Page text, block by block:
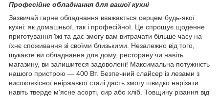
Професійне обладнання для вашої кухні
Зазвичай гарне обладнання вважається серцем будь-якої
кухні: як домашньої, так і професійної. Це спрощує щоденне
приготування їжі та дає змогу вам витрачати більше часу на
їхнє споживання зі своїми близькими. Незалежно від того,
шукаєте ви обладнання для дому, ресторану чи навіть
магазину, ви залишитеся задоволені! Максимальна потужність
нашого пристрою — 400 Вт. Безпечний слайсер із лезами з
високоякісної неіржавкої сталі дасть змогу швидко нарізати
навіть тверде м'ясне асорті, сир або хліб. Товщину різання від